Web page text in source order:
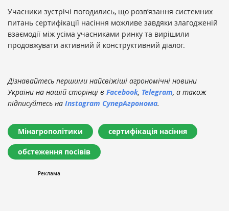
Учасники зустрічі погодились, що розв’язання системних
питань сертифікації насіння можливе завдяки злагодженій
взаємодії між усіма учасниками ринку та вирішили
продовжувати активний й конструктивний діалог.
Дізнавайтесь першими найсвіжіші агрономічні новини
України на нашій сторінці в Facebook, Telegram, а також
підписуйтесь на Instagram СуперАгронома.
Мінагрополітики сертифікація насіння
обстеження посівів